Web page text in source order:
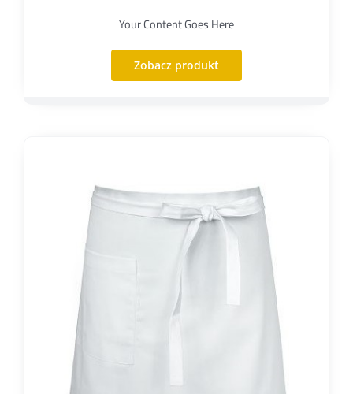
Your Content Goes Here
Zobacz produkt